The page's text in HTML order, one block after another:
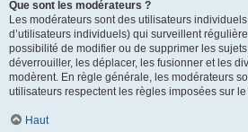
Que sont les modérateurs ?
Les modérateurs sont des utilisateurs
d’utilisateurs individuels) qui surveillent
possibilité de modifier ou de supprimer les
déverrouiller, les déplacer, les fusionner et les
modèrent. En règle générale, les modérateurs
utilisateurs respectent les règles imposées sur le
Haut